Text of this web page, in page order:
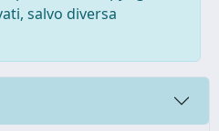
salvo diversa